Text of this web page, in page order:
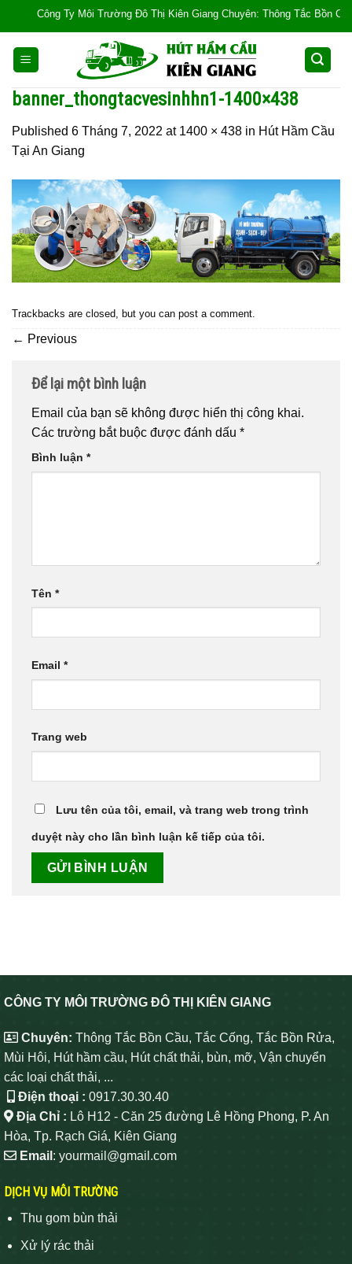
content
Công Ty Môi Trường Đô Thị Kiên Giang Chuyên: Thông Tắc Bồn
banner_thongtacvesinhhn1-1400×438
Published 6 Tháng 7, 2022 at 1400 × 438 in Hút Hầm Cầu
Tại An Giang
Trackbacks are closed, but you can post a comment.
← Previous
Để lại một bình luận
Email của bạn sẽ không được hiển thị công khai.
Các trường bắt buộc được đánh dấu *
Bình luận *
Tên *
Email *
Trang web
Lưu tên của tôi, email, và trang web trong trình
duyệt này cho lần bình luận kế tiếp của tôi.
CÔNG TY MÔI TRƯỜNG ĐÔ THỊ KIÊN GIANG
Chuyên: Thông Tắc Bồn Cầu, Tắc Cống, Tắc Bồn Rửa,
Mùi Hôi, Hút hầm cầu, Hút chất thải, bùn, mỡ, Vận chuyển
các loại chất thải, ...
Điện thoại : 0917.30.30.40
Địa Chỉ : Lô H12 - Căn 25 đường Lê Hồng Phong, P. An
Hòa, Tp. Rạch Giá, Kiên Giang
Email : yourmail@gmail.com
DỊCH VỤ MÔI TRƯỜNG
Thu gom bùn thải
Xử lý rác thải